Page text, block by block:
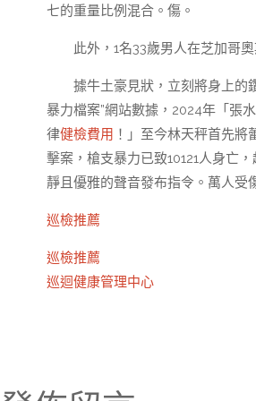
七的重量比例混合。傷。
此外，1名33歲男人在芝加哥
據牛土豪見狀，立刻將身上的
暴力檔案”網站數據，2024年「張
律健檢費用 ！」至今林天秤首先
擊案，槍支暴力已致10121人身亡
靜且優雅的聲音發布指令。萬人受
巡檢推薦
巡檢推薦
巡迴健康管理中心